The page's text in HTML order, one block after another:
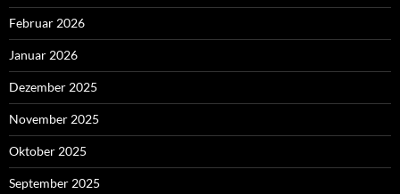
Februar 2026
Januar 2026
Dezember 2025
November 2025
Oktober 2025
September 2025